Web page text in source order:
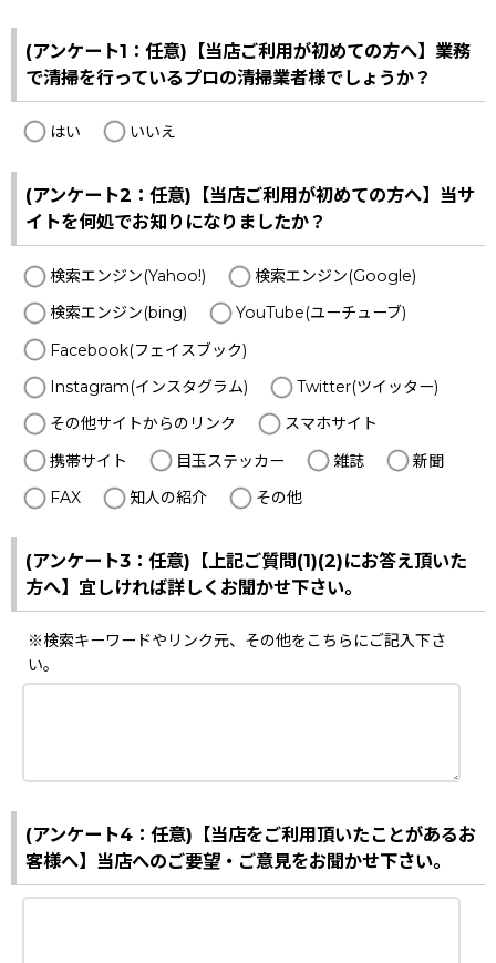
(アンケート1：任意)【当店ご利用が初めての方へ】業務
で清掃を行っているプロの清掃業者様でしょうか？
はい いいえ
(アンケート2：任意)【当店ご利用が初めての方へ】当サ
イトを何処でお知りになりましたか？
検索エンジン(Yahoo!)
検索エンジン(Google)
検索エンジン(bing)
YouTube(ユーチューブ)
Facebook(フェイスブック)
Instagram(インスタグラム)
Twitter(ツイッター)
その他サイトからのリンク
スマホサイト
携帯サイト
目玉ステッカー 雑誌
新聞
FAX
知人の紹介 その他
(アンケート3：任意)【上記ご質問(1)(2)にお答え頂いた
方へ】宜しければ詳しくお聞かせ下さい。
※検索キーワードやリンク元、その他をこちらにご記入下さ
い。
(アンケート4：任意)【当店をご利用頂いたことがあるお
客様へ】当店へのご要望・ご意見をお聞かせ下さい。